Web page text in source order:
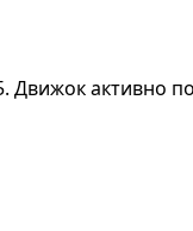
Движок активно